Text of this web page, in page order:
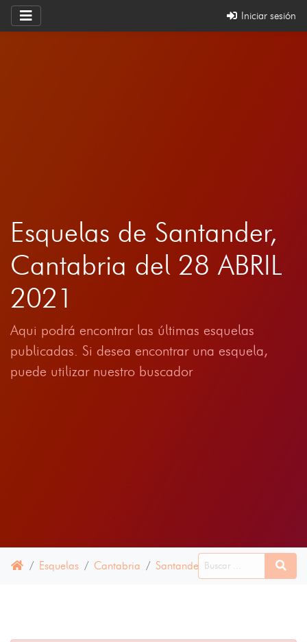
Iniciar sesión
Esquelas de Santander,
Cantabria del 28 ABRIL
2021
Aqui podrá encontrar las últimas esquelas
publicadas. Si desea encontrar una esquela,
puede utilizar nuestro buscador
Esquelas Cantabria Santander 28 ABRIL 2021